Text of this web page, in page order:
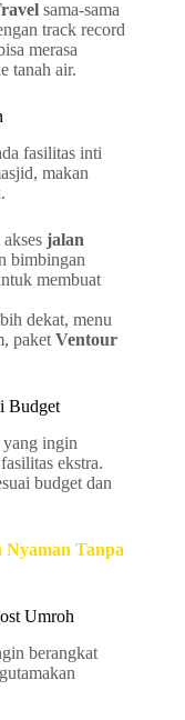
sama-sama
track record
merasa
tanah air.
fasilitas inti
makan
jalan
bimbingan
membuat
dekat, menu
paket Ventour
Budget
yang ingin
ekstra.
budget dan
Tanpa
Umroh
berangkat